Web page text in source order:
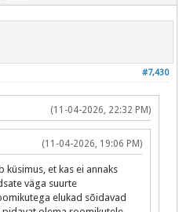
#7,430
(11-04-2026, 22:32 PM)
(11-04-2026, 19:06 PM)
et kas ei annaks
väga suurte
elukad sõidavad